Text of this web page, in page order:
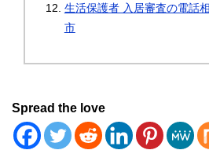
生活保護者 入居審査の電話
市
Spread the love